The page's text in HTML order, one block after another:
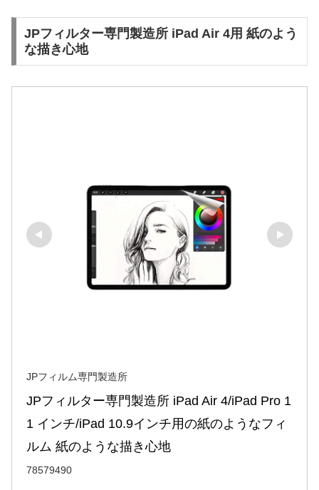
JPフィルター専門製造所 iPad Air 4用 紙のよう
な描き心地
JPフィルム専門製造所
JPフィルター専門製造所 iPad Air 4/iPad Pro 1
1 インチ/iPad 10.9インチ用の紙のようなフィ
ルム 紙のような描き心地
78579490